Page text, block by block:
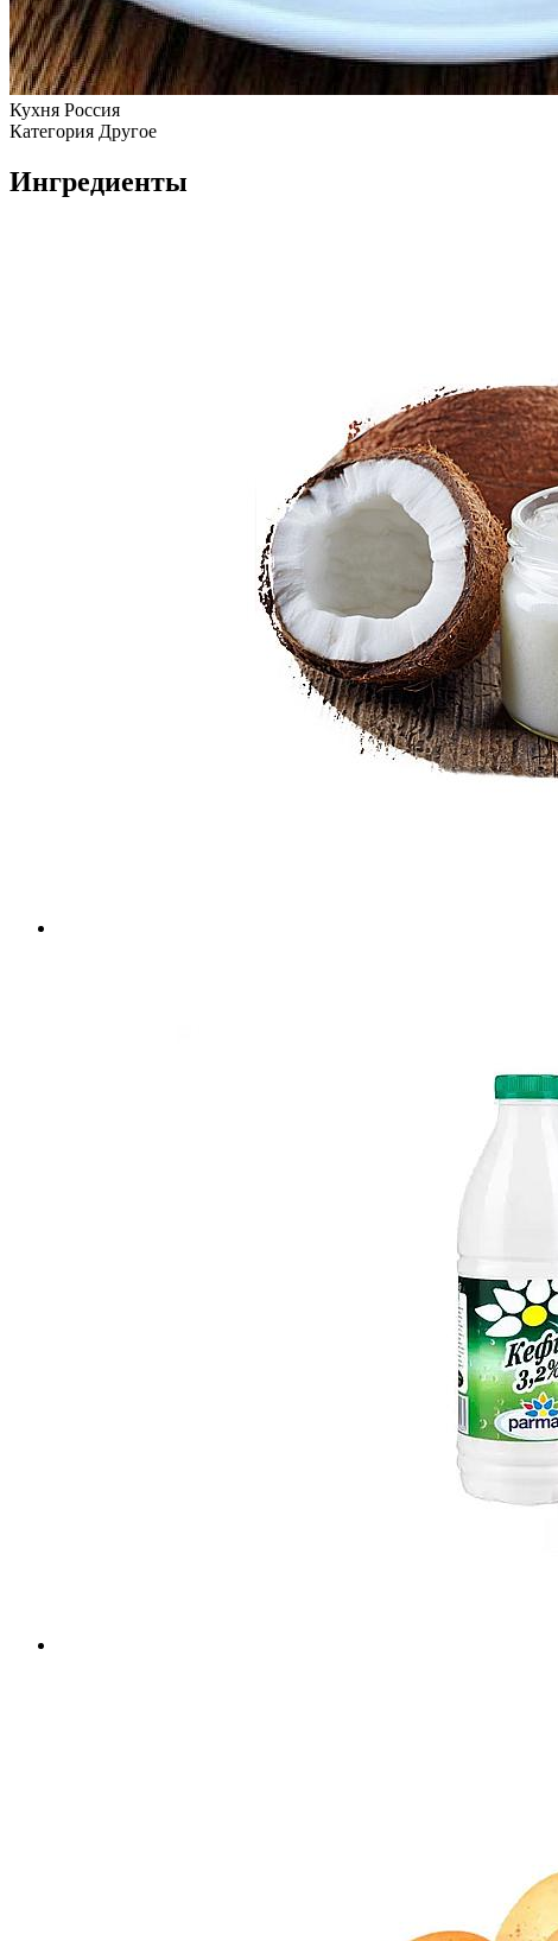
Кухня Россия
Категория Другое
Ингредиенты